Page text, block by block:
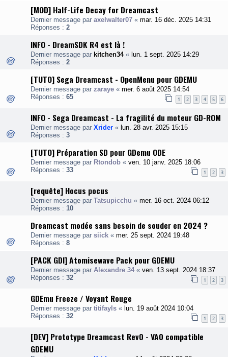
[MOD] Half-Life Decay for Dreamcast
Dernier message par axelwalter07 « mar. 16 déc. 2025 14:31
Réponses : 2
INFO - DreamSDK R4 est là !
Dernier message par kitchen34« lun. 1 sept. 2025 14:29
Réponses : 2
[TUTO] Sega Dreamcast - OpenMenu pour GDEMU
Dernier message par zaraye « mer. 6 août 2025 14:54
Réponses : 65 1 2 3 4 5 6
INFO - Sega Dreamcast - La fragilité du moteur GD-ROM
Dernier message par Xrider « lun. 28 avr. 2025 15:15
Réponses : 3
[TUTO] Préparation SD pour GDemu ODE
Dernier message par Rtondob « ven. 10 janv. 2025 18:06
Réponses : 33 1 2 3
[requête] Hocus pocus
Dernier message par Tatsupicchu « mer. 16 oct. 2024 06:12
Réponses : 10
Dreamcast modée sans besoin de souder en 2024 ?
Dernier message par siick « mer. 25 sept. 2024 19:48
Réponses : 8
[PACK GDI] Atomisewave Pack pour GDEMU
Dernier message par Alexandre 34 « ven. 13 sept. 2024 18:37
Réponses : 32 1 2 3
GDEmu Freeze / Voyant Rouge
Dernier message par titifayls « lun. 19 août 2024 10:04
Réponses : 32 1 2 3
[DEV] Prototype Dreamcast Rev0 - VA0 compatible
GDEMU